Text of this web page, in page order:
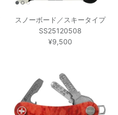
スノーボード／スキータイプ
SS25120508
¥9,500